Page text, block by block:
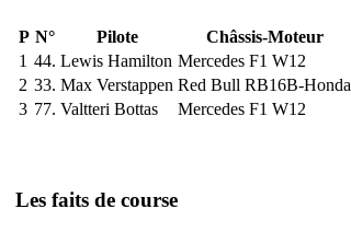
P N° Pilote Châssis-Moteur
1 44. Lewis Hamilton Mercedes F1 W12
2 33. Max Verstappen Red Bull RB16B-Honda
3 77. Valtteri Bottas Mercedes F1 W12
Les faits de course